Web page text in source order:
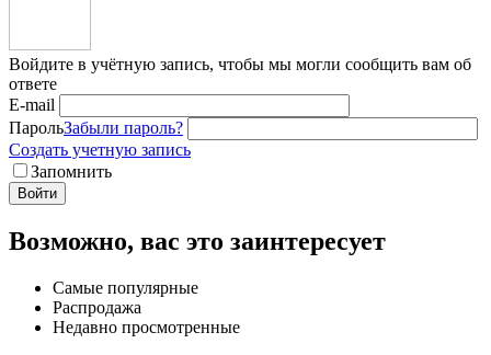
Войдите в учётную запись, чтобы мы могли сообщить вам об
ответе
E-mail
ПарольЗабыли пароль?
Создать учетную запись
Запомнить
Войти
Возможно, вас это заинтересует
Самые популярные
Распродажа
Недавно просмотренные